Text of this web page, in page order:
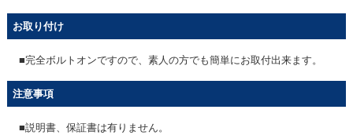
お取り付け
■完全ボルトオンですので、素人の方でも簡単にお取付出来ます。
注意事項
■説明書、保証書は有りません。